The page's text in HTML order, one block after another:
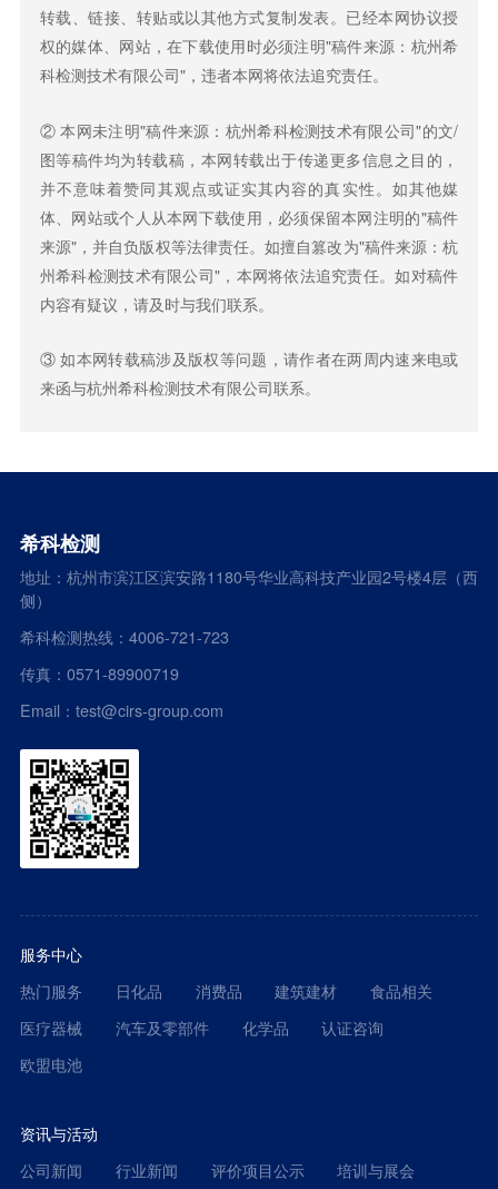
转载、链接、转贴或以其他方式复制发表。已经本网协议授
权的媒体、网站，在下载使用时必须注明"稿件来源：杭州希
科检测技术有限公司"，违者本网将依法追究责任。
② 本网未注明"稿件来源：杭州希科检测技术有限公司"的文/
图等稿件均为转载稿，本网转载出于传递更多信息之目的，
并不意味着赞同其观点或证实其内容的真实性。如其他媒
体、网站或个人从本网下载使用，必须保留本网注明的"稿件
来源"，并自负版权等法律责任。如擅自篡改为"稿件来源：杭
州希科检测技术有限公司"，本网将依法追究责任。如对稿件
内容有疑议，请及时与我们联系。
③ 如本网转载稿涉及版权等问题，请作者在两周内速来电或
来函与杭州希科检测技术有限公司联系。
希科检测
地址：杭州市滨江区滨安路1180号华业高科技产业园2号楼4层（西
侧）
希科检测热线：4006-721-723
传真：0571-89900719
Email：test@cirs-group.com
服务中心
热门服务
日化品 消费品 建筑建材
食品相关
医疗器械
汽车及零部件 化学品
认证咨询
欧盟电池
资讯与活动
公司新闻
行业新闻 评价项目公示 培训与展会